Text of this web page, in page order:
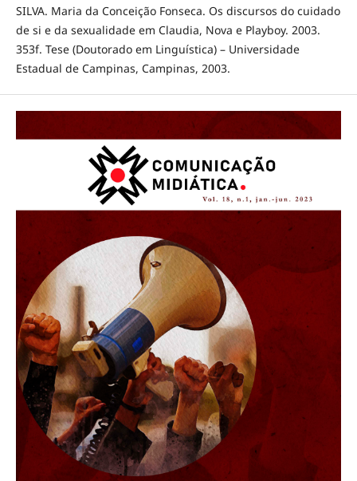
SILVA. Maria da Conceição Fonseca. Os discursos do cuidado
de si e da sexualidade em Claudia, Nova e Playboy. 2003.
353f. Tese (Doutorado em Linguística) – Universidade
Estadual de Campinas, Campinas, 2003.